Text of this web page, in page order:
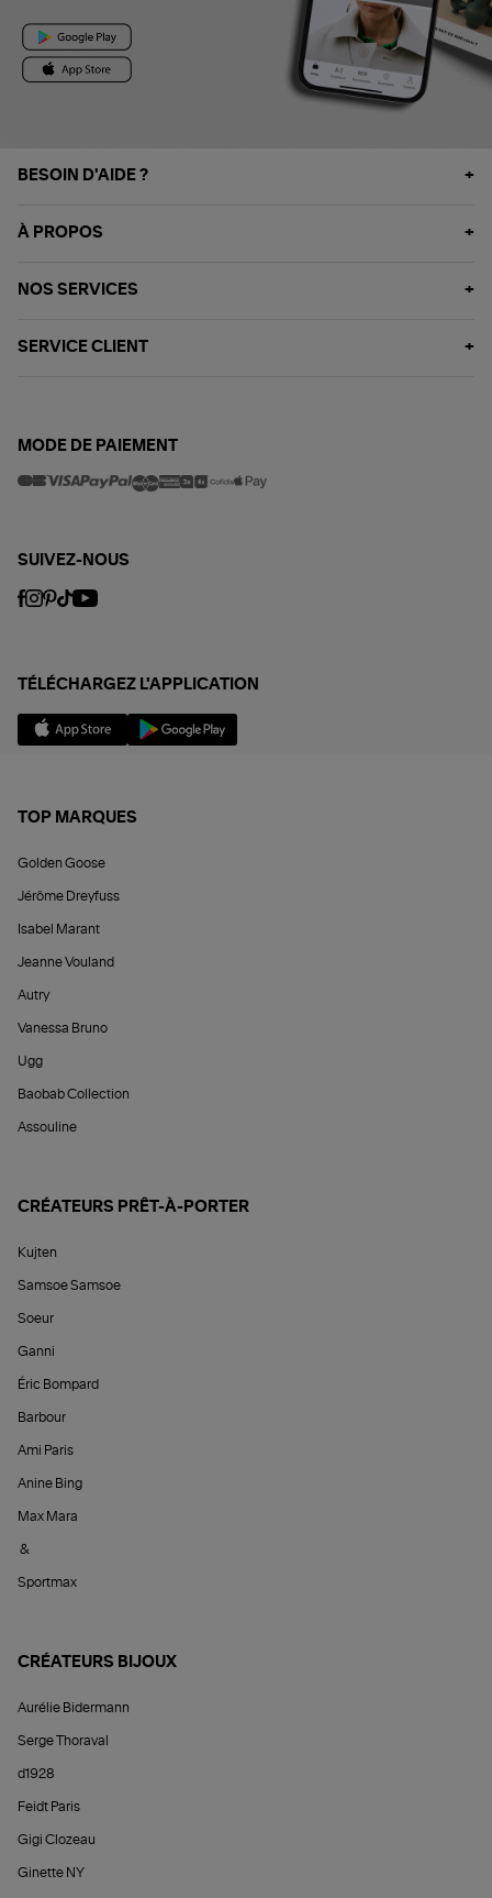
BESOIN D'AIDE ?
À PROPOS
NOS SERVICES
SERVICE CLIENT
MODE DE PAIEMENT
SUIVEZ-NOUS
TÉLÉCHARGEZ L'APPLICATION
TOP MARQUES
Golden Goose
Jérôme Dreyfuss
Isabel Marant
Jeanne Vouland
Autry
Vanessa Bruno
Ugg
Baobab Collection
Assouline
CRÉATEURS PRÊT-À-PORTER
Kujten
Samsoe Samsoe
Soeur
Ganni
Éric Bompard
Barbour
Ami Paris
Anine Bing
Max Mara
&
Sportmax
CRÉATEURS BIJOUX
Aurélie Bidermann
Serge Thoraval
d1928
Feidt Paris
Gigi Clozeau
Ginette NY